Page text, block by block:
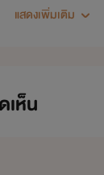
แสดงเพิ่มเติม
ห็น